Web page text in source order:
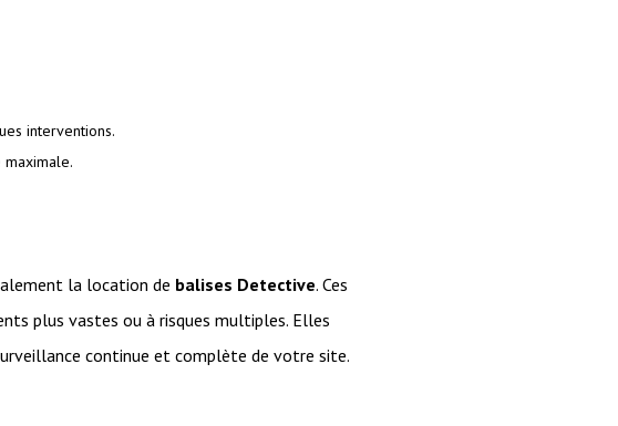
interventions.
maximale.
la location de balises Detective. Ces
plus vastes ou à risques multiples. Elles
continue et complète de votre site.